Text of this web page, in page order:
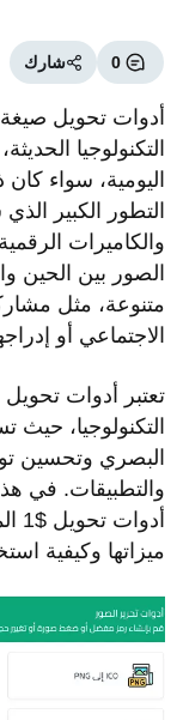
0 شارك
أدوات تحويل
التكنولوجيا
اليومية، سواء
التطور الكبير
والكاميرات
الصور بين الحين
متنوعة، مثل
الاجتماعي أو
تعتبر أدوات
البصري وتحسين
والتطبيقات. في
ميزاتها وكيفية